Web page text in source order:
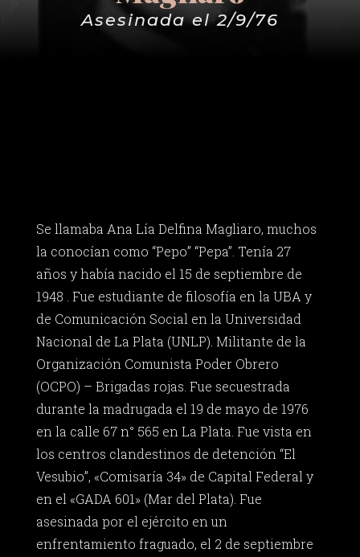
Asesinada el 2/9/76
Se llamaba Ana Lía Delfina Magliaro, muchos
la conocían como “Pepo” “Pepa”. Tenía 27
años y había nacido el 15 de septiembre de
1948 . Fue estudiante de filosofía en la UBA y
de Comunicación Social en la Universidad
Nacional de La Plata (UNLP). Militante de la
Organización Comunista Poder Obrero
(OCPO) – Brigadas rojas. Fue secuestrada
durante la madrugada el 19 de mayo de 1976
en la calle 67 n° 565 en La Plata. Fue vista en
los centros clandestinos de detención “El
Vesubio”, «Comisaría 34» de Capital Federal y
en el «GADA 601» (Mar del Plata). Fue
asesinada por el ejército en un
enfrentamiento fraguado, el 2 de septiembre